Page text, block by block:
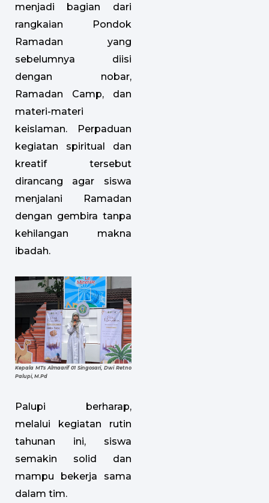
menjadi bagian dari
rangkaian Pondok
Ramadan yang
sebelumnya diisi
dengan nobar,
Ramadan Camp, dan
materi-materi
keislaman. Perpaduan
kegiatan spiritual dan
kreatif tersebut
dirancang agar siswa
menjalani Ramadan
dengan gembira tanpa
kehilangan makna
ibadah.
Kepala MTs Almaarif 01 Singosari, Dwi Retno
Palupi, M.Pd
Palupi berharap,
melalui kegiatan rutin
tahunan ini, siswa
semakin solid dan
mampu bekerja sama
dalam tim.